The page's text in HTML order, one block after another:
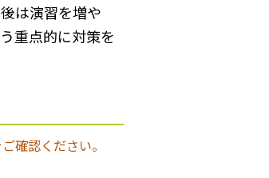
は演習を増や
重点的に対策を
確認ください。